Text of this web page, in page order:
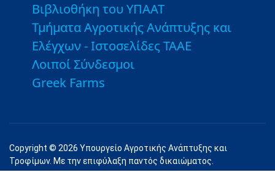
Βιβλιοθήκη του ΥΠΑΑΤ
Τμήματα Αγροτικής Ανάπτυξης και
Ελέγχων - Ιστοσελίδες ΤΑΑΕ
Λοιποί Σύνδεσμοι
Greek Farms
Copyright © 2026 Υπουργείο Αγροτικής Ανάπτυξης και
Τροφίμων. Με την επιφύλαξη παντός δικαιώματος.